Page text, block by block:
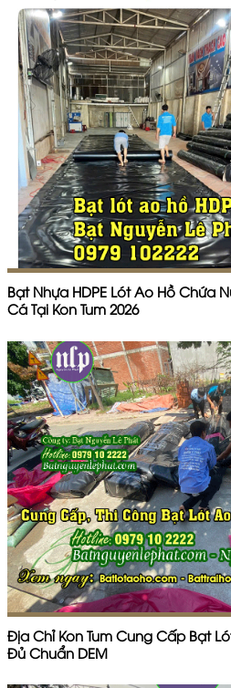
Bạt Nhựa HDPE Lót Ao Hồ Chứa
Cá Tại Kon Tum 2026
Địa Chỉ Kon Tum Cung Cấp Bạt
Đủ Chuẩn DEM